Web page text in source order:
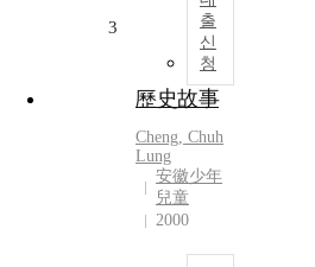
출
신
청
3
歷史故事
Cheng, Chuh
Lung
安徽少年
兒童
2000